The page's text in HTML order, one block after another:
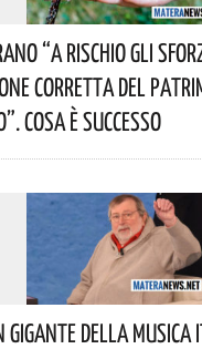
“a Rischio Gli
Corretta Del
Cosa È Successo
Gigante Della